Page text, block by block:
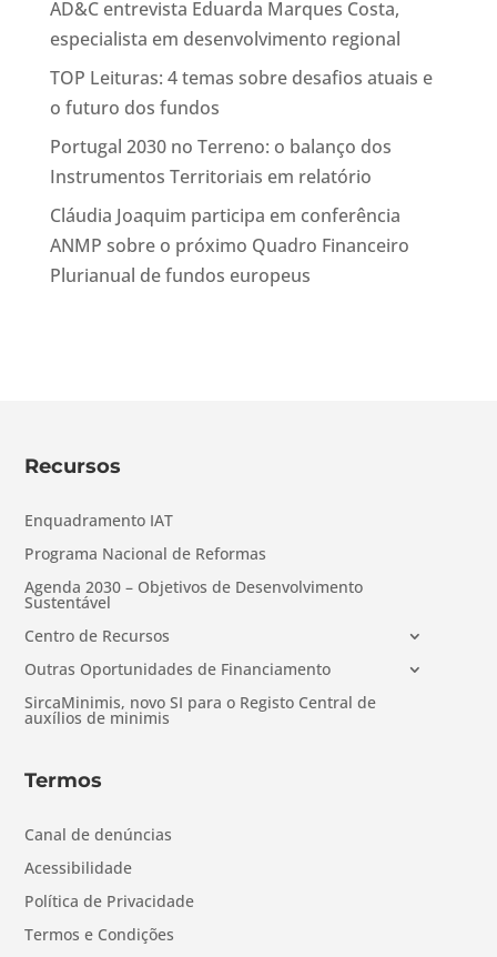
AD&C entrevista Eduarda Marques Costa,
especialista em desenvolvimento regional
TOP Leituras: 4 temas sobre desafios atuais e
o futuro dos fundos
Portugal 2030 no Terreno: o balanço dos
Instrumentos Territoriais em relatório
Cláudia Joaquim participa em conferência
ANMP sobre o próximo Quadro Financeiro
Plurianual de fundos europeus
Recursos
Enquadramento IAT
Programa Nacional de Reformas
Agenda 2030 – Objetivos de Desenvolvimento
Sustentável
Centro de Recursos
Outras Oportunidades de Financiamento
SircaMinimis, novo SI para o Registo Central de
auxílios de minimis
Termos
Canal de denúncias
Acessibilidade
Política de Privacidade
Termos e Condições